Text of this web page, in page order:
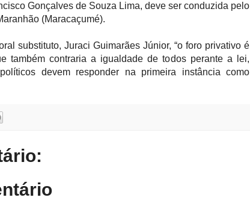
Gonçalves de Souza Lima, deve ser conduzida pelo
(Maracaçumé).
substituto, Juraci Guimarães Júnior, “o foro privativo é
também contraria a igualdade de todos perante a lei,
devem responder na primeira instância como